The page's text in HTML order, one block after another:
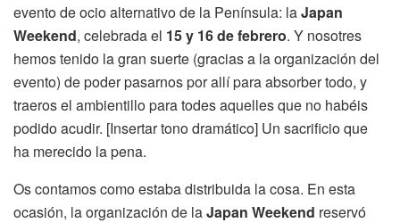
evento de ocio alternativo de la Península: laJapan
Weekend, celebrada el 15 y 16 de febrero. Y nosotres
hemos tenido la gran suerte (gracias a la organización del
evento) de poder pasarnos por allí para absorber todo, y
traeros el ambientillo para todes aquelles que no habéis
podido acudir. [Insertar tono dramático] Un sacrificio que
ha merecido la pena.
Os contamos como estaba distribuida la cosa. En esta
ocasión, la organización de laJapan Weekend reservó